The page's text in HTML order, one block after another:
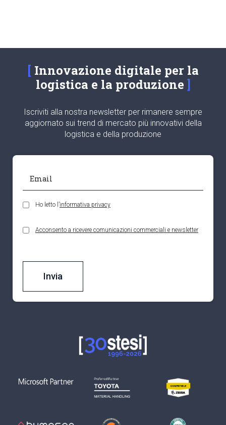
Innovazione digitale per la
logistica e la produzione
Iscriviti alla nostra newsletter per rimanere sempre
aggiornato sui trend di mercato più innovativi della
logistica e della produzione
Ho letto l’informativa privacy
Acconsento a ricevere comunicazioni commerciali e newsletter